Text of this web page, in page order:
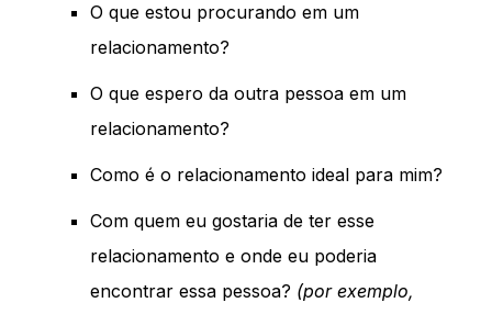
O que estou procurando em um
relacionamento?
O que espero da outra pessoa em um
relacionamento?
Como é o relacionamento ideal para mim?
Com quem eu gostaria de ter esse
relacionamento e onde eu poderia
encontrar essa pessoa? (por exemplo,